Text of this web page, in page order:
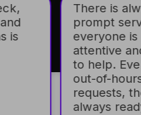
is
There is
prompt
everyone
attentive
to help.
out-of-
requests,
always